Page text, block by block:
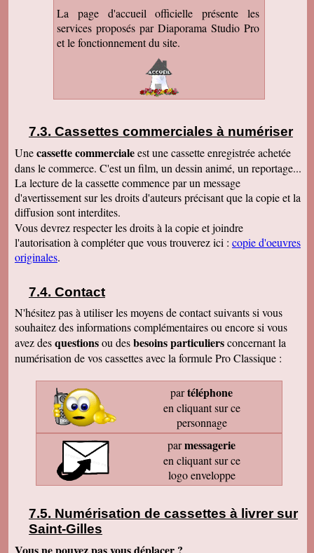
La page d'accueil officielle présente les
services proposés par Diaporama Studio Pro
et le fonctionnement du site.
Cassettes commerciales à numériser
Unecassette commercialeest une cassette enregistrée achetée
dans le commerce. C'est un film, un dessin animé, un reportage...
La lecture de la cassette commence par un message
d'avertissement sur les droits d'auteurs précisant que la copie et la
diffusion sont interdites.
Vous devrez respecter les droits à la copie et joindre
l'autorisation à compléter que vous trouverez ici : copie d'oeuvres
originales.
Contact
N'hésitez pas à utiliser les moyens de contact suivants si vous
souhaitez des informations complémentaires ou encore si vous
avez desquestionsou desbesoins particuliersconcernant la
numérisation de vos cassettes avec la formule Pro Classique :
partéléphone
en cliquant sur ce
personnage
parmessagerie
en cliquant sur ce
logo enveloppe
Numérisation de cassettes à livrer sur
Saint-Gilles